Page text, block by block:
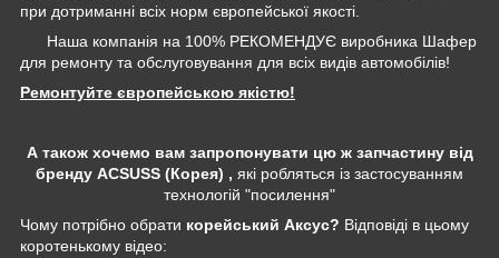
при дотриманні всіх норм європейської якості.
Наша компанія на 100% РЕКОМЕНДУЄ виробника Шафер
для ремонту та обслуговування для всіх видів автомобілів!
Ремонтуйте європейською якістю!
А також хочемо вам запропонувати цю ж запчастину від
бренду ACSUSS (Корея) , які робляться із застосуванням
технологій "посилення"
Чому потрібно обрати корейський Аксус? Відповіді в цьому
коротенькому відео: